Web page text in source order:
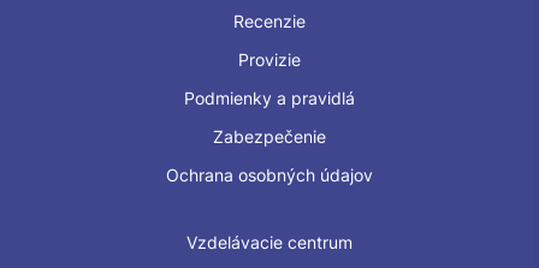
Recenzie
Provizie
Podmienky a pravidlá
Zabezpečenie
Ochrana osobných údajov
Vzdelávacie centrum